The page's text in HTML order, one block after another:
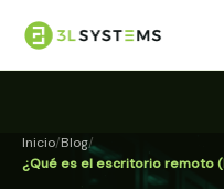
Inicio Blog
¿Qué es el escritorio remoto